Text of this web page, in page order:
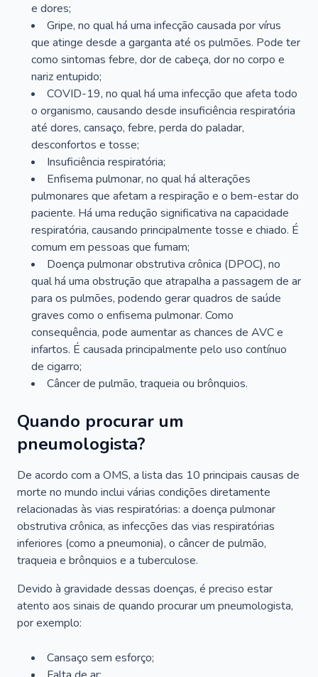
e dores;
Gripe, no qual há uma infecção causada por vírus
que atinge desde a garganta até os pulmões. Pode ter
como sintomas febre, dor de cabeça, dor no corpo e
nariz entupido;
COVID-19, no qual há uma infecção que afeta todo
o organismo, causando desde insuficiência respiratória
até dores, cansaço, febre, perda do paladar,
desconfortos e tosse;
Insuficiência respiratória;
Enfisema pulmonar, no qual há alterações
pulmonares que afetam a respiração e o bem-estar do
paciente. Há uma redução significativa na capacidade
respiratória, causando principalmente tosse e chiado. É
comum em pessoas que fumam;
Doença pulmonar obstrutiva crônica (DPOC), no
qual há uma obstrução que atrapalha a passagem de ar
para os pulmões, podendo gerar quadros de saúde
graves como o enfisema pulmonar. Como
consequência, pode aumentar as chances de AVC e
infartos. É causada principalmente pelo uso contínuo
de cigarro;
Câncer de pulmão, traqueia ou brônquios.
Quando procurar um
pneumologista?
De acordo com a OMS, a lista das 10 principais causas de
morte no mundo inclui várias condições diretamente
relacionadas às vias respiratórias: a doença pulmonar
obstrutiva crônica, as infecções das vias respiratórias
inferiores (como a pneumonia), o câncer de pulmão,
traqueia e brônquios e a tuberculose.
Devido à gravidade dessas doenças, é preciso estar
atento aos sinais de quando procurar um pneumologista,
por exemplo:
Cansaço sem esforço;